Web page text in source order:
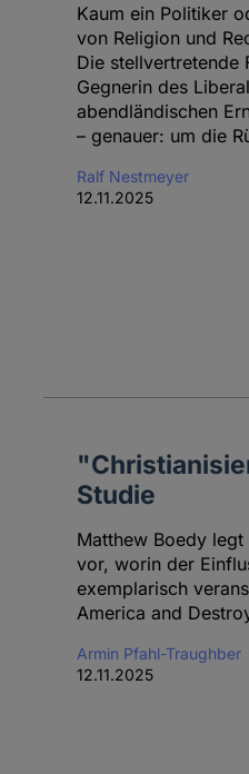
Kaum ein Politiker
von Religion und
Die stellvertretende
Gegnerin des
abendländischen
– genauer: um die
Ralf Nestmeyer
12.11.2025
Studie
Matthew Boedy
vor, worin der
exemplarisch
America and
Armin Pfahl-Traughber
12.11.2025